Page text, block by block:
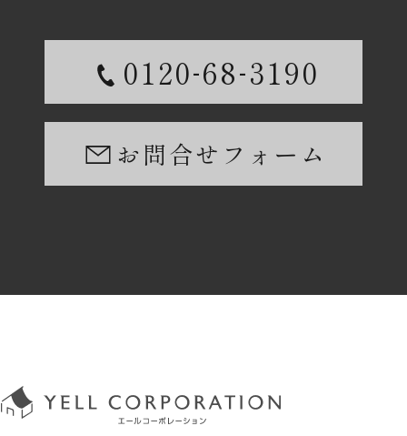
0120-68-3190
お問合せフォーム